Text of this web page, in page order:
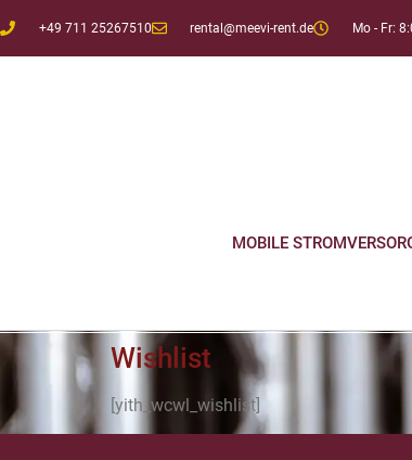
+49 711 25267510 rental@meevi-rent.de Mo - Fr:
MOBILE
Wishlist
[yith_wcwl_wishlist]